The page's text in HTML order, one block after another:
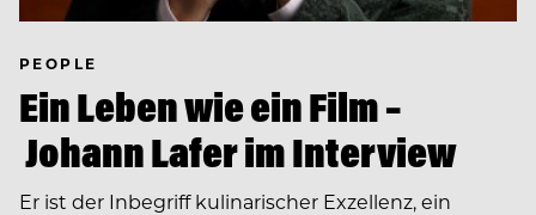
PEOPLE
Ein Leben wie ein Film –
Johann Lafer im Interview
Er ist der Inbegriff kulinarischer Exzellenz, ein